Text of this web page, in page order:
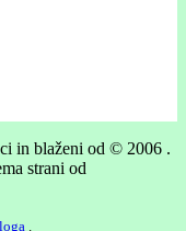
in blaženi od © 2006 .
strani od